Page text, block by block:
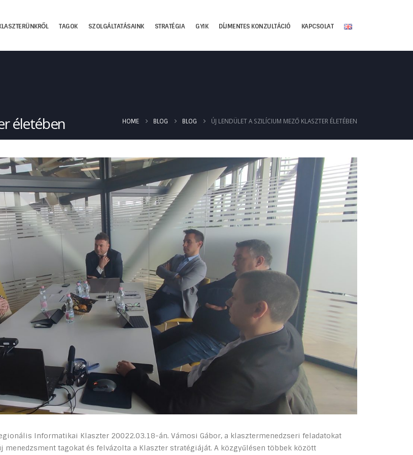
TAGOK SZOLGÁLTATÁSAINK STRATÉGIA GYIK DÍJMENTES KONZULTÁCIÓ KAPCSOLAT
életében HOME BLOG BLOG ÚJ LENDÜLET A SZILÍCIUM MEZŐ KLASZTER ÉLETÉBEN
Informatikai Klaszter 20022.03.18-án. Vámosi Gábor, a klasztermenedzseri feladatokat
tagokat és felvázolta a Klaszter stratégiáját. A közgyűlésen többek között